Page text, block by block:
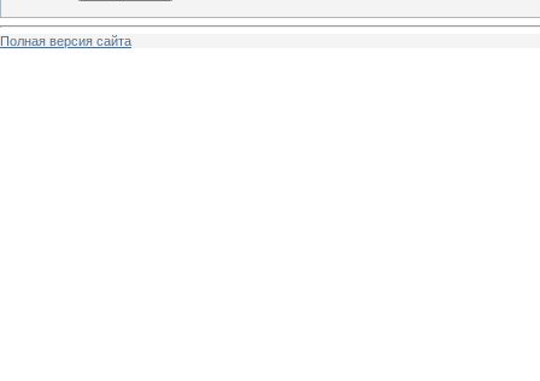
Полная версия сайта